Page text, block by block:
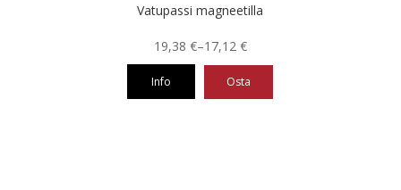
Vatupassi magneetilla
17,12 €
–
19,38 €Hintaluokka:
17,12 €
Info Osta